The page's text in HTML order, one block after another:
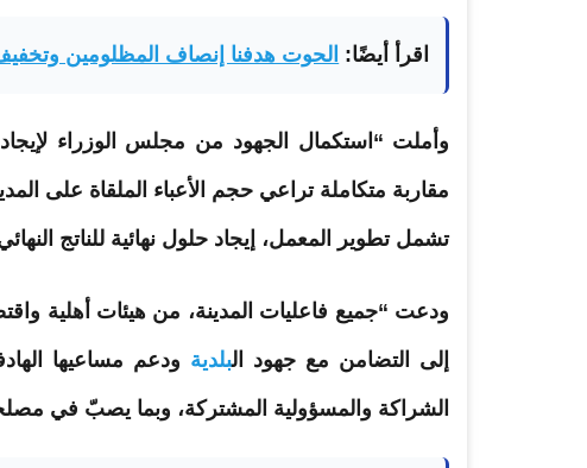
اقرأ أيضًا: الحوت هدفنا إنصاف المظلومين
وأملت “استكمال الجهود من مجلس الوزراء لإيجاد
مقاربة متكاملة تراعي حجم الأعباء الملقاة على
تشمل تطوير المعمل، إيجاد حلول نهائية للناتج
ودعت “جميع فاعليات المدينة، من هيئات أهلية
إلى التضامن مع جهود البلدية ودعم مساعيها
الشراكة والمسؤولية المشتركة، وبما يصبّ في مصلحة